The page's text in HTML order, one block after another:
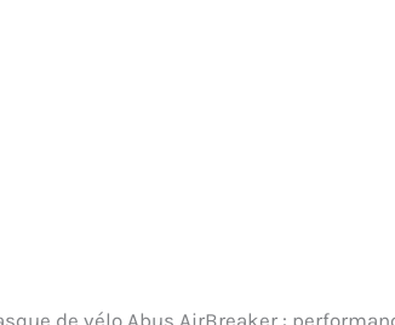
de vélo Abus AirBreaker :